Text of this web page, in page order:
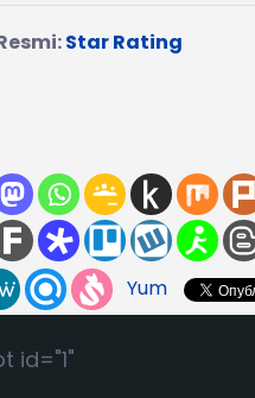
Star Rating
Yum
id="1"